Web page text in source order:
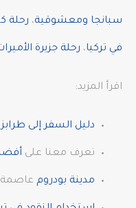
سبانجا ومعشوقية، رحلة
في تركيا، رحلة جزيرة
اقرأ المزيد:
دليل السفر إلى
تعرف معنا على
مدينة بودروم عاصمة